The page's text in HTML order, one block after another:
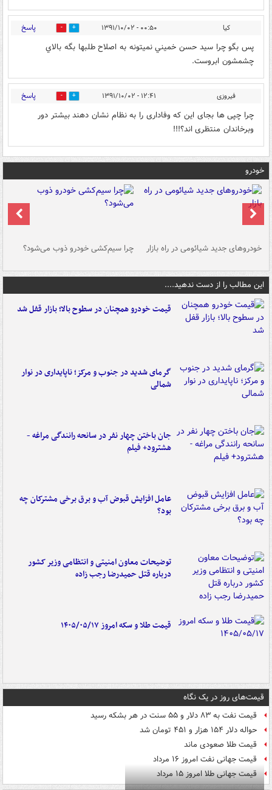
كيا ۰۰:۵۰ - ۱۳۹۱/۱۰/۰۲ 0 پاسخ
پس بگو چرا سيد حسن خميني نميتونه به اصلاح طلبها بگه بالاي
چشمشون ابروست.
فیروزی ۱۲:۴۱ - ۱۳۹۱/۱۰/۰۲ 0 پاسخ
چرا چپی ها بجای این که وفاداری را به نظام نشان دهند بیشتر دور
وبرخاندان منتظری اند؟!!!
خودرو
خودروهای جدید شیائومی در راه بازار چرا سیم‌کشی خودرو ذوب می‌شود؟
این مطالب را از دست ندهید....
قیمت خودرو همچنان در سطوح بالا؛ بازار قفل شد
گرمای شدید در جنوب و مرکز؛ ناپایداری در نوار
شمالی
جان باختن چهار نفر در سانحه رانندگی مراغه -
هشترود+ فیلم
عامل افزایش قبوض آب و برق برخی مشترکان چه
بود؟
توضیحات معاون امنیتی و انتظامی وزیر کشور
درباره قتل حمیدرضا رجب زاده
قیمت طلا و سکه امروز ۱۴۰۵/۰۵/۱۷
قیمت‌های روز در یک نگاه
قیمت نفت به ۸۳ دلار و ۵۵ سنت در هر بشکه رسید
حواله دلار ۱۵۴ هزار و ۴۵۱ تومان شد
قیمت طلا صعودی ماند
قیمت جهانی نفت امروز ۱۶ مرداد
قیمت جهانی طلا امروز ۱۵ مرداد